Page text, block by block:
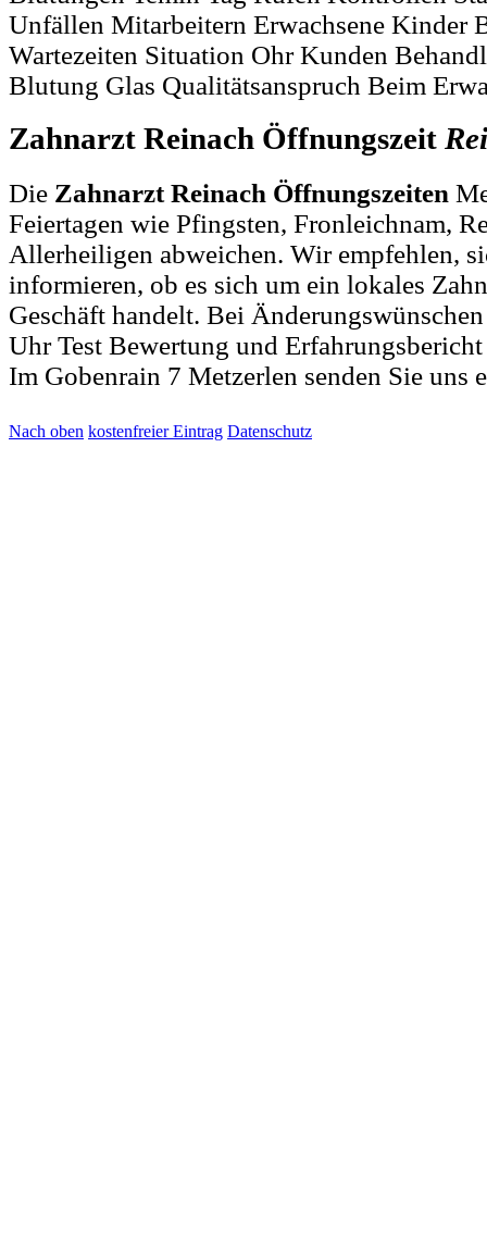
Unfällen Mitarbeitern Erwachsene Kinder
Wartezeiten Situation Ohr Kunden
Blutung Glas Qualitätsanspruch Beim
Zahnarzt Reinach Öffnungszeit
Die Zahnarzt Reinach Öffnungszeiten
Feiertagen wie Pfingsten, Fronleichnam,
Allerheiligen abweichen. Wir empfehlen,
informieren, ob es sich um ein lokales
Geschäft handelt. Bei
Uhr Test Bewertung und
Im Gobenrain 7 Metzerlen senden Sie uns
Nach oben kostenfreier Eintrag Datenschutz